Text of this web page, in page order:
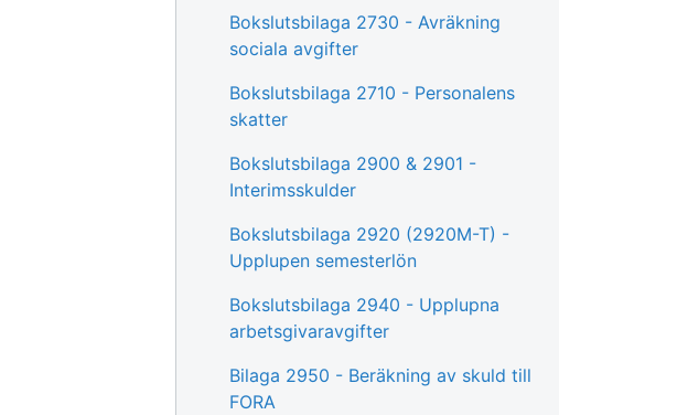
Bokslutsbilaga 2730 - Avräkning
sociala avgifter
Bokslutsbilaga 2710 - Personalens
skatter
Bokslutsbilaga 2900 & 2901 -
Interimsskulder
Bokslutsbilaga 2920 (2920M-T) -
Upplupen semesterlön
Bokslutsbilaga 2940 - Upplupna
arbetsgivaravgifter
Bilaga 2950 - Beräkning av skuld till
FORA